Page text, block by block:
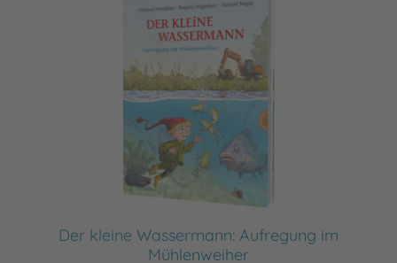
Der kleine Wassermann: Aufregung im
Mühlenweiher